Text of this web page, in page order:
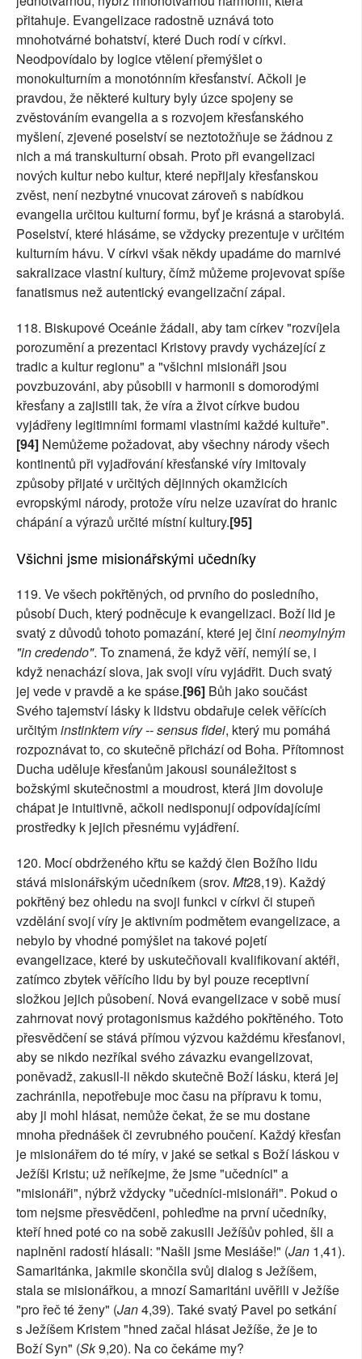
přitahuje. Evangelizace radostně uznává toto
mnohotvárné bohatství, které Duch rodí v církvi.
Neodpovídalo by logice vtělení přemýšlet o
monokulturním a monotónním křesťanství. Ačkoli je
pravdou, že některé kultury byly úzce spojeny se
zvěstováním evangelia a s rozvojem křesťanského
myšlení, zjevené poselství se neztotožňuje se žádnou z
nich a má transkulturní obsah. Proto při evangelizaci
nových kultur nebo kultur, které nepřijaly křesťanskou
zvěst, není nezbytné vnucovat zároveň s nabídkou
evangelia určitou kulturní formu, byť je krásná a starobylá.
Poselství, které hlásáme, se vždycky prezentuje v určitém
kulturním hávu. V církvi však někdy upadáme do marnivé
sakralizace vlastní kultury, čímž můžeme projevovat spíše
fanatismus než autentický evangelizační zápal.
118. Biskupové Oceánie žádali, aby tam církev "rozvíjela
porozumění a prezentaci Kristovy pravdy vycházející z
tradic a kultur regionu" a "všichni misionáři jsou
povzbuzováni, aby působili v harmonii s domorodými
křesťany a zajistili tak, že víra a život církve budou
vyjádřeny legitimními formami vlastními každé kultuře".
[94] Nemůžeme požadovat, aby všechny národy všech
kontinentů při vyjadřování křesťanské víry imitovaly
způsoby přijaté v určitých dějinných okamžicích
evropskými národy, protože víru nelze uzavírat do hranic
chápání a výrazů určité místní kultury.[95]
Všichni jsme misionářskými učedníky
119. Ve všech pokřtěných, od prvního do posledního,
působí Duch, který podněcuje k evangelizaci. Boží lid je
svatý z důvodů tohoto pomazání, které jej činíneomylným
"in credendo". To znamená, že když věří, nemýlí se, i
když nenachází slova, jak svoji víru vyjádřit. Duch svatý
jej vede v pravdě a ke spáse.[96] Bůh jako součást
Svého tajemství lásky k lidstvu obdařuje celek věřících
určitýminstinktem víry -- sensus fidei, který mu pomáhá
rozpoznávat to, co skutečně přichází od Boha. Přítomnost
Ducha uděluje křesťanům jakousi sounáležitost s
božskými skutečnostmi a moudrost, která jim dovoluje
chápat je intuitivně, ačkoli nedisponují odpovídajícími
prostředky k jejich přesnému vyjádření.
120. Mocí obdrženého křtu se každý člen Božího lidu
stává misionářským učedníkem (srov. Mt28,19). Každý
pokřtěný bez ohledu na svoji funkci v církvi či stupeň
vzdělání svojí víry je aktivním podmětem evangelizace, a
nebylo by vhodné pomýšlet na takové pojetí
evangelizace, které by uskutečňovali kvalifikovaní aktéři,
zatímco zbytek věřícího lidu by byl pouze receptivní
složkou jejich působení. Nová evangelizace v sobě musí
zahrnovat nový protagonismus každého pokřtěného. Toto
přesvědčení se stává přímou výzvou každému křesťanovi,
aby se nikdo nezříkal svého závazku evangelizovat,
poněvadž, zakusil-li někdo skutečně Boží lásku, která jej
zachránila, nepotřebuje moc času na přípravu k tomu,
aby ji mohl hlásat, nemůže čekat, že se mu dostane
mnoha přednášek či zevrubného poučení. Každý křesťan
je misionářem do té míry, v jaké se setkal s Boží láskou v
Ježíši Kristu; už neříkejme, že jsme "učedníci" a
"misionáři", nýbrž vždycky "učedníci-misionáři". Pokud o
tom nejsme přesvědčeni, pohleďme na první učedníky,
kteří hned poté co na sobě zakusili Ježíšův pohled, šli a
naplněni radostí hlásali: "Našli jsme Mesiáše!" (Jan 1,41).
Samaritánka, jakmile skončila svůj dialog s Ježíšem,
stala se misionářkou, a mnozí Samaritáni uvěřili v Ježíše
"pro řeč té ženy" (Jan4,39). Také svatý Pavel po setkání
s Ježíšem Kristem "hned začal hlásat Ježíše, že je to
Boží Syn" (Sk9,20). Na co čekáme my?